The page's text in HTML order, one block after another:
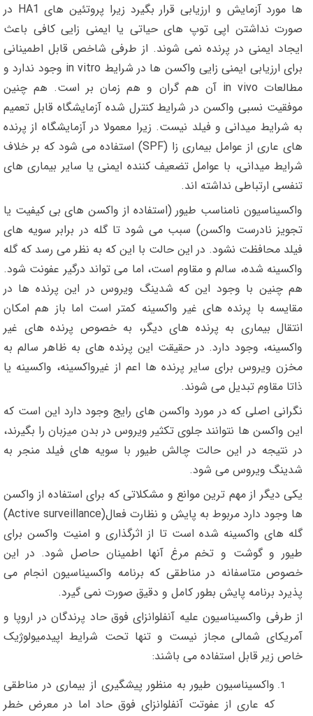
ها مورد آزمایش و ارزیابی قرار بگیرد زیرا پروتئین های HA1 در
صورت نداشتن اپی توپ های حیاتی یا ایمنی زایی کافی باعث
ایجاد ایمنی در پرنده نمی شوند. از طرفی شاخص قابل اطمینانی
برای ارزیابی ایمنی زایی واکسن ها در شرایط in vitro وجود ندارد و
مطالعات in vivo آن هم گران و هم زمان بر است. هم چنین
موفقیت نسبی واکسن در شرایط کنترل شده آزمایشگاه قابل تعمیم
به شرایط میدانی و فیلد نیست. زیرا معمولا در آزمایشگاه از پرنده
های عاری از عوامل بیماری زا (SPF) استفاده می شود که بر خلاف
شرایط میدانی، با عوامل تضعیف کننده ایمنی یا سایر بیماری های
تنفسی ارتباطی نداشته اند.
واکسیناسیون نامناسب طیور (استفاده از واکسن های بی کیفیت یا
تجویز نادرست واکسن) سبب می شود تا گله در برابر سویه های
فیلد محافظت نشود. در این حالت با این که به نظر می رسد که گله
واکسینه شده، سالم و مقاوم است، اما می تواند درگیر عفونت شود.
هم چنین با وجود این که شدینگ ویروس در این پرنده ها در
مقایسه با پرنده های غیر واکسینه کمتر است اما باز هم امکان
انتقال بیماری به پرنده های دیگر، به خصوص پرنده های غیر
واکسینه، وجود دارد. در حقیقت این پرنده های به ظاهر سالم به
مخزن ویروس برای سایر پرنده ها اعم از غیرواکسینه، واکسینه یا
ذاتا مقاوم تبدیل می شوند.
نگرانی اصلی که در مورد واکسن های رایج وجود دارد این است که
این واکسن ها نتوانند جلوی تکثیر ویروس در بدن میزبان را بگیرند،
در نتیجه در این حالت چالش طیور با سویه های فیلد منجر به
شدینگ ویروس می شود.
یکی دیگر از مهم ترین موانع و مشکلاتی که برای استفاده از واکسن
ها وجود دارد مربوط به پایش و نظارت فعال(Active surveillance)
گله های واکسینه شده است تا از اثرگذاری و امنیت واکسن برای
طیور و گوشت و تخم مرغ آنها اطمینان حاصل شود. در این
خصوص متاسفانه در مناطقی که برنامه واکسیناسیون انجام می
پذیرد برنامه پایش بطور کامل و دقیق صورت نمی گیرد.
از طرفی واکسیناسیون علیه آنفلوانزای فوق حاد پرندگان در اروپا و
آمریکای شمالی مجاز نیست و تنها تحت شرایط اپیدمیولوژیک
خاص زیر قابل استفاده می باشند:
واکسیناسیون طیور به منظور پیشگیری از بیماری در مناطقی
که عاری از عفوتت آنفلوانزای فوق حاد اما در معرض خطر